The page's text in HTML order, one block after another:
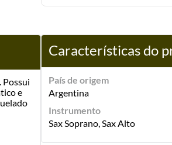
Possui
e
Características do
País de origem
Argentina
Instrumento
Sax Soprano, Sax Alto